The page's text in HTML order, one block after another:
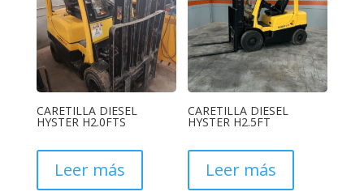
CARETILLA DIESEL
HYSTER H2.0FTS
Leer más
CARETILLA DIESEL
HYSTER H2.5FT
Leer más